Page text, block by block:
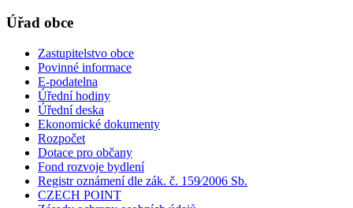
Úřad obce
Zastupitelstvo obce
Povinné informace
E-podatelna
Úřední hodiny
Úřední deska
Ekonomické dokumenty
Rozpočet
Dotace pro občany
Fond rozvoje bydlení
Registr oznámení dle zák. č. 159⁄2006 Sb.
CZECH POINT